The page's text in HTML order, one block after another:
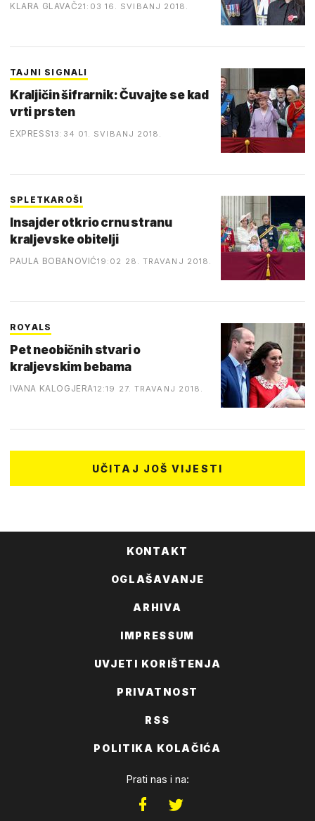
KLARA GLAVAČ21:03 16. SVIBANJ 2018.
TAJNI SIGNALI
Kraljičin šifrarnik: Čuvajte se kad
vrti prsten
EXPRESS13:34 01. SVIBANJ 2018.
SPLETKAROŠI
Insajder otkrio crnu stranu
kraljevske obitelji
PAULA BOBANOVIĆ19:02 28. TRAVANJ 2018.
ROYALS
Pet neobičnih stvari o
kraljevskim bebama
IVANA KALOGJERA12:19 27. TRAVANJ 2018.
UČITAJ JOŠ VIJESTI
KONTAKT
OGLAŠAVANJE
ARHIVA
IMPRESSUM
UVJETI KORIŠTENJA
PRIVATNOST
RSS
POLITIKA KOLAČIĆA
Prati nas i na: